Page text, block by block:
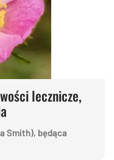
lecznicze,
Smith), będąca